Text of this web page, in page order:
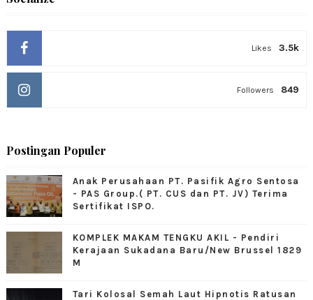
3.5k
Likes
849
Followers
Postingan Populer
Anak Perusahaan PT. Pasifik Agro Sentosa
- PAS Group.( PT. CUS dan PT. JV) Terima
Sertifikat ISPO.
KOMPLEK MAKAM TENGKU AKIL - Pendiri
Kerajaan Sukadana Baru/New Brussel 1829
M
Tari Kolosal Semah Laut Hipnotis Ratusan